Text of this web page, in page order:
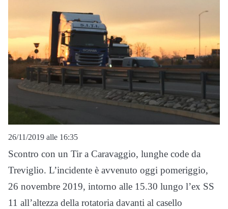
26/11/2019 alle 16:35
Scontro con un Tir a Caravaggio, lunghe code da
Treviglio. L’incidente è avvenuto oggi pomeriggio,
26 novembre 2019, intorno alle 15.30 lungo l’ex SS
11 all’altezza della rotatoria davanti al casello